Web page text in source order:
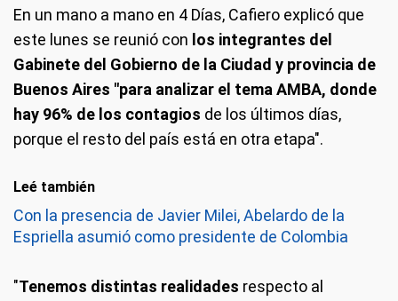
En un mano a mano en 4 Días, Cafiero explicó que
este lunes se reunió con los integrantes del
Gabinete del Gobierno de la Ciudad y provincia de
Buenos Aires "para analizar el tema AMBA, donde
hay 96% de los contagios de los últimos días,
porque el resto del país está en otra etapa".
Leé también
Con la presencia de Javier Milei, Abelardo de la
Espriella asumió como presidente de Colombia
"Tenemos distintas realidades respecto al